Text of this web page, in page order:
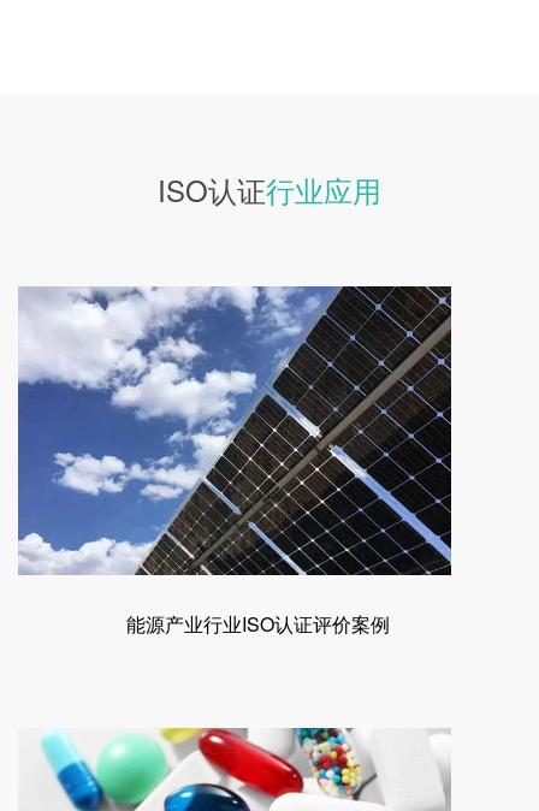
ISO认证行业应用
能源产业行业ISO认证评价案例